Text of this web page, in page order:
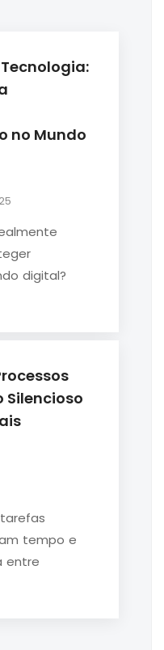
no Mundo
digital?
Silencioso
tempo e
entre